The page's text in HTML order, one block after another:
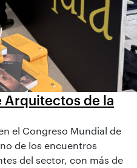
Arquitectos de la
el Congreso Mundial de
de los encuentros
del sector, con más de